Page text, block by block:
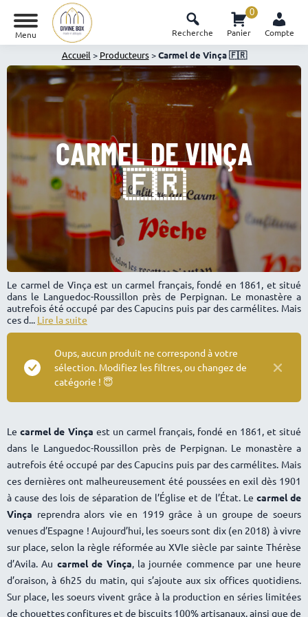
Menu Recherche Panier
0
Compte
Accueil > Producteurs>Carmel de Vinça 🇫🇷
CARMEL DE VINÇA
🇫🇷
Le carmel de Vinça est un carmel français, fondé en 1861, et situé
dans le Languedoc-Roussillon près de Perpignan. Le monastère a
autrefois été occupé par des Capucins puis par des carmélites. Mais
ces d... Lire la suite
Oups, aucun produit ne correspond à votre
sélection. Modifiez les filtres, ou changez de
catégorie ! 😇
Lecarmel de Vinça est un carmel français, fondé en 1861, et situé
dans le Languedoc-Roussillon près de Perpignan. Le monastère a
autrefois été occupé par des Capucins puis par des carmélites. Mais
ces dernières ont malheureusement été poussées en exil dès 1901
à cause des lois de séparation de l’Église et de l’État. Le carmel de
Vinça reprendra alors vie en 1919 grâce à un groupe de soeurs
venues d’Espagne ! Aujourd’hui, les soeurs sont dix (en 2018) à vivre
sur place, selon la règle réformée au XVIe siècle par sainte Thérèse
d’Avila. Au carmel de Vinça, la journée commence par une heure
d’oraison, à 6h25 du matin, qui s’ajoute aux six offices quotidiens.
Sur place, les soeurs vivent grâce à la production en séries limitées
de chouettes confitures et de biscuits 100% artisanaux, ainsi que de